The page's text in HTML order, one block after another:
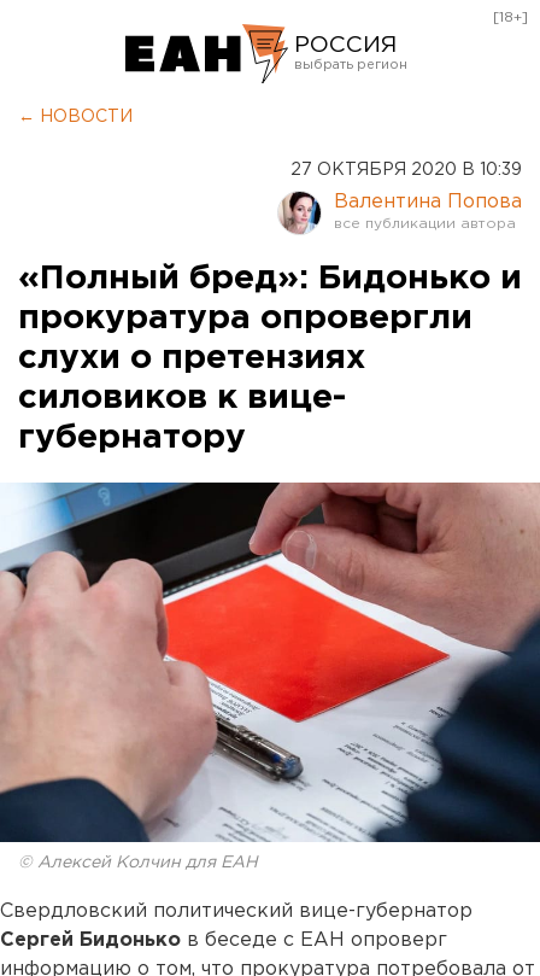
РОССИЯ
Курган
Оренбург
[18+]
← НОВОСТИ
27 ОКТЯБРЯ 2020 В 10:39
Валентина Попова
«Полный бред»: Бидонько и
прокуратура опровергли
слухи о претензиях
силовиков к вице-
губернатору
© Алексей Колчин для ЕАН
Свердловский политический вице-губернатор
Сергей Бидонько в беседе с ЕАН опроверг
информацию о том, что прокуратура потребовала от